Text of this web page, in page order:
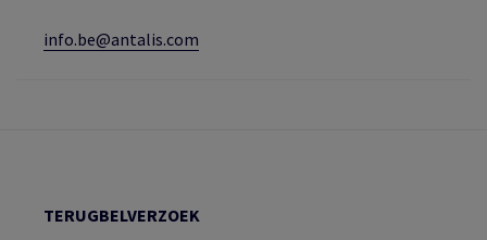
info.be@antalis.com
TERUGBELVERZOEK